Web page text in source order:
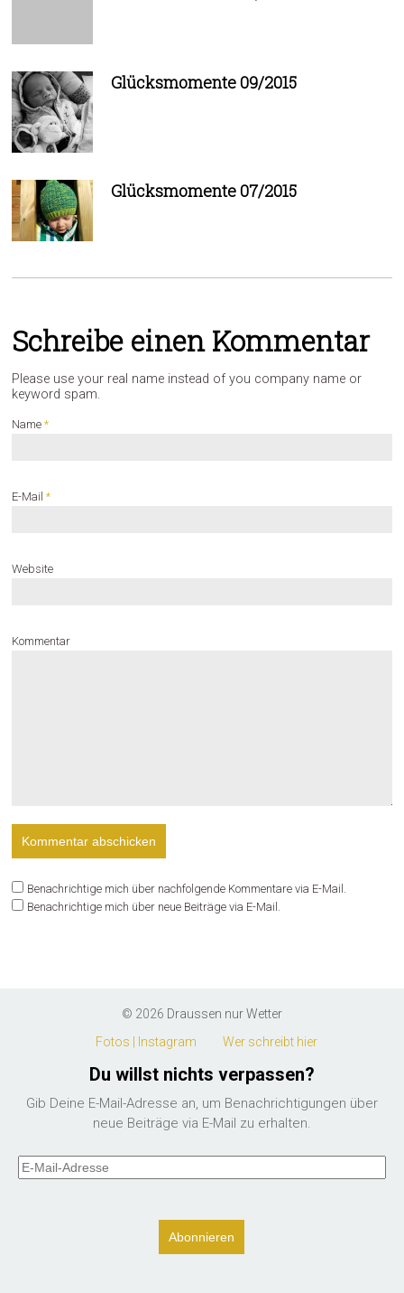
Glücksmomente 09/2015
Glücksmomente 07/2015
Schreibe einen Kommentar
Please use your real name instead of you company name or
keyword spam.
Name*
E-Mail*
Website
Kommentar
Benachrichtige mich über nachfolgende Kommentare via E-Mail.
Benachrichtige mich über neue Beiträge via E-Mail.
© 2026 Draussen nur Wetter
Fotos | Instagram
Wer schreibt hier
Du willst nichts verpassen?
Gib Deine E-Mail-Adresse an, um Benachrichtigungen über
neue Beiträge via E-Mail zu erhalten.
E-